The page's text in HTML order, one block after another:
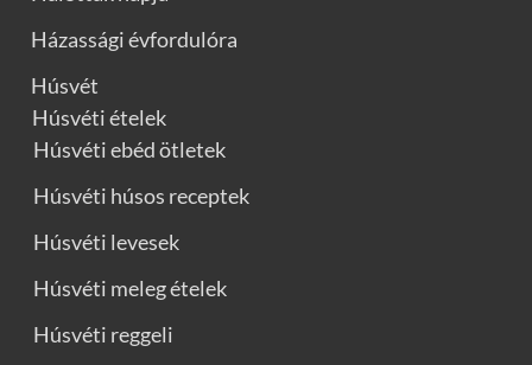
Házassági évfordulóra
Húsvét
Húsvéti ételek
Húsvéti ebéd ötletek
Húsvéti húsos receptek
Húsvéti levesek
Húsvéti meleg ételek
Húsvéti reggeli